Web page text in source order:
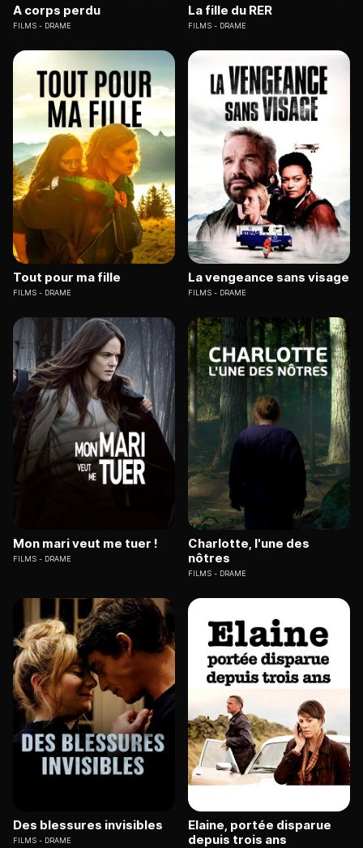
A corps perdu
FILMS DRAME
La fille du RER
FILMS DRAME
Tout pour ma fille
FILMS DRAME
La vengeance sans visage
FILMS DRAME
Mon mari veut me tuer !
FILMS DRAME
Charlotte, l'une des
nôtres
FILMS DRAME
Des blessures invisibles
FILMS DRAME
Elaine, portée disparue
depuis trois ans